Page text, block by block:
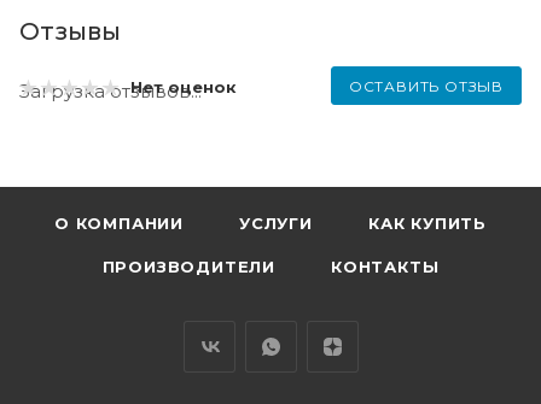
Отзывы
Нет оценок ОСТАВИТЬ ОТЗЫВ
Загрузка отзывов...
О КОМПАНИИ УСЛУГИ КАК КУПИТЬ
ПРОИЗВОДИТЕЛИ КОНТАКТЫ